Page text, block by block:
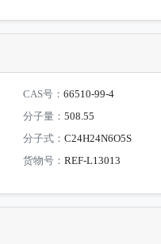
CAS号：66510-99-4
分子量：508.55
分子式：C24H24N6O5S
货物号：REF-L13013